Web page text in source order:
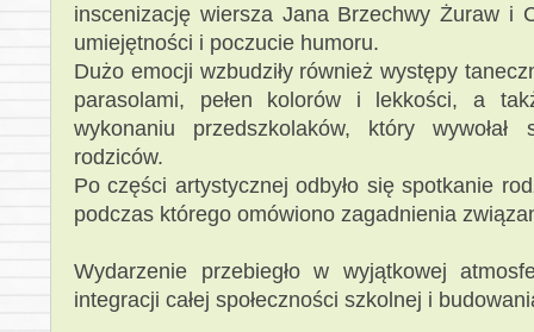
inscenizację wiersza Jana Brzechwy Żuraw i
umiejętności i poczucie humoru.
Dużo emocji wzbudziły również występy
parasolami, pełen kolorów i lekkości, a
wykonaniu przedszkolaków, który
rodziców.
Po części artystycznej odbyło się spotkanie
podczas którego omówiono zagadnienia
Wydarzenie przebiegło w wyjątkowej
integracji całej społeczności szkolnej i